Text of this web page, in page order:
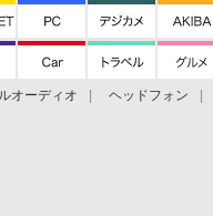
オーディオ ヘッドフォン